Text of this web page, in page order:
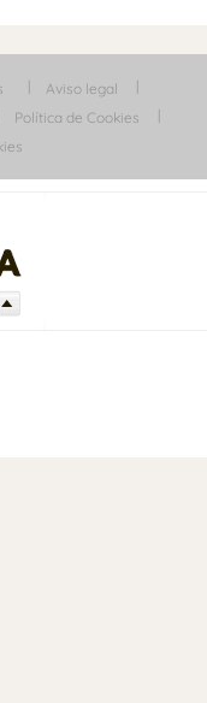
Aviso legal
Política de Cookies